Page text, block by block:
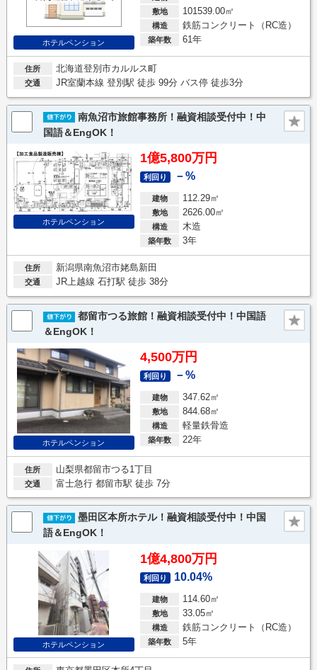
ホテルペンション
敷地 101539.00㎡
構造 鉄筋コンクリート（RC造）
築年数 61年
住所 北海道登別市カルルス町
交通 JR室蘭本線 登別駅 徒歩 99分 バス停 徒歩3分
南魚沼市旅館事務所！融資相談受付中！中
国語＆EngOK！
ホテルペンション
1億5,800万円
利回り －%
建物 112.29㎡
敷地 2626.00㎡
構造 木造
築年数 3年
住所 新潟県南魚沼市姥島新田
交通 JR上越線 石打駅 徒歩 38分
都留市つる旅館！融資相談受付中！中国語
＆EngOK！
ホテルペンション
4,500万円
利回り －%
建物 347.62㎡
敷地 844.68㎡
構造 軽量鉄骨造
築年数 22年
住所 山梨県都留市つる1丁目
交通 富士急行 都留市駅 徒歩 7分
墨田区本所ホテル！融資相談受付中！中国
語＆EngOK！
ホテルペンション
1億4,800万円
利回り 10.04%
建物 114.60㎡
敷地 33.05㎡
構造 鉄筋コンクリート（RC造）
築年数 5年